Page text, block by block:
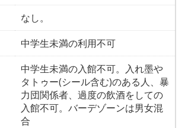
なし。
中学生未満の利用不可
中学生未満の入館不可。入れ墨や
タトゥー(シール含む)のある人、暴
力団関係者、過度の飲酒をしての
入館不可。バーデゾーンは男女混
合